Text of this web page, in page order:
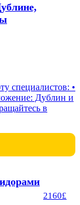
специалистов: •
2160£